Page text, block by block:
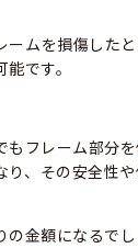
ームを損傷した
です。
もフレーム部分
り、その安全性
金額になるでし